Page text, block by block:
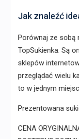
Jak znaleźć
Porównaj ze sobą
TopSukienka. Są
sklepów
przeglądać wielu
to w jednym
Prezentowana
CENA